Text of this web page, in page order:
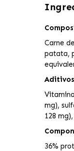
Carne
patata,
mg),
128
36%